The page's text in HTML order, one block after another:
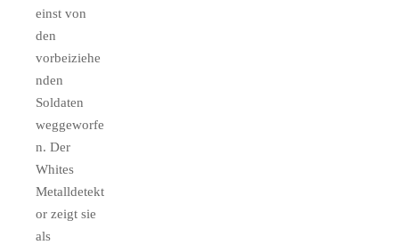
einst von
den
vorbeiziehe
nden
Soldaten
weggeworfe
n. Der
Whites
Metalldetekt
or zeigt sie
als